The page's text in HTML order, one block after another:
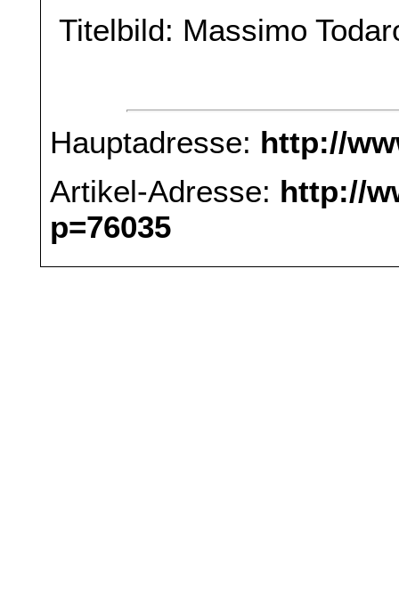
Titelbild: Massimo
Hauptadresse: http://
Artikel-Adresse: http://
p=76035